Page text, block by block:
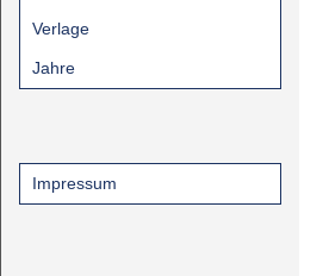
Verlage
Jahre
Impressum